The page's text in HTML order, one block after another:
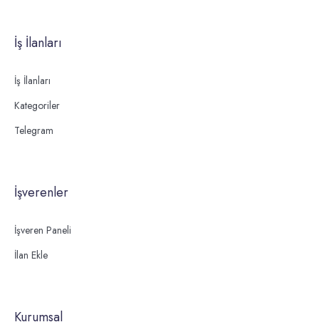
İş İlanları
İş İlanları
Kategoriler
Telegram
İşverenler
İşveren Paneli
İlan Ekle
Kurumsal